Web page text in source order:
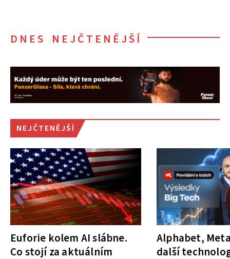
DNES NEJČTENĚJŠÍ
NEJČTENĚJŠÍ
Euforie kolem AI slábne.
Co stojí za aktuálním
Alphabet,
další